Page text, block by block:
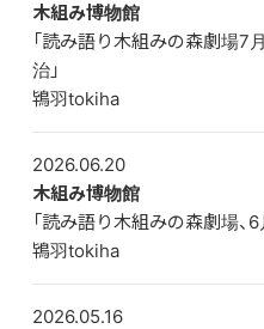
鴇
木組み博物館
「読み語り木組みの森劇場7
治」
鴇羽tokiha
2026.06.20
木組み博物館
「読み語り木組みの森劇場、6
鴇羽tokiha
2026.05.16